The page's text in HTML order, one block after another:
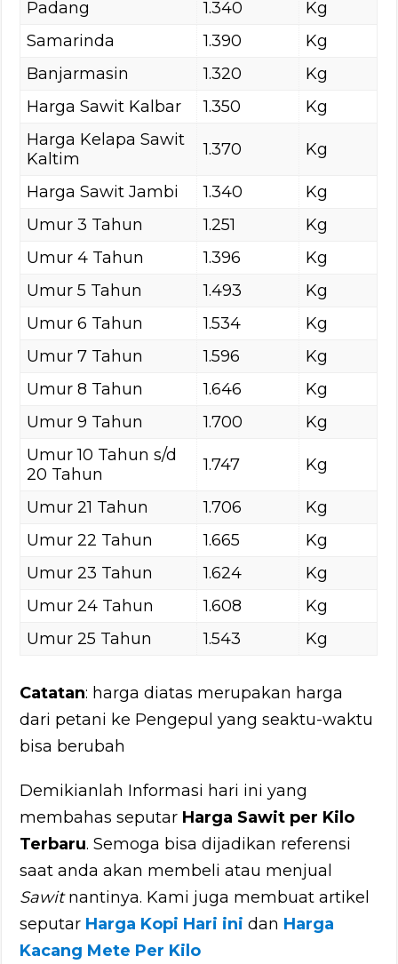
Padang 1.340
Kg
Samarinda
1.390
Kg
Banjarmasin
1.320
Kg
Harga Sawit Kalbar
1.350
Kg
Harga Kelapa Sawit
Kaltim
1.370 Kg
Harga Sawit Jambi 1.340
Kg
Umur 3 Tahun
1.251
Kg
Umur 4 Tahun
1.396
Kg
Umur 5 Tahun
1.493
Kg
Umur 6 Tahun
1.534
Kg
Umur 7 Tahun
1.596
Kg
Umur 8 Tahun
1.646
Kg
Umur 9 Tahun
1.700
Kg
Umur 10 Tahun s/d
20 Tahun
1.747 Kg
Umur 21 Tahun 1.706
Kg
Umur 22 Tahun
1.665
Kg
Umur 23 Tahun
1.624
Kg
Umur 24 Tahun
1.608
Kg
Umur 25 Tahun
1.543 Kg
Catatan: harga diatas merupakan harga
dari petani ke Pengepul yang seaktu-waktu
bisa berubah
Demikianlah Informasi hari ini yang
membahas seputar Harga Sawit per Kilo
Terbaru. Semoga bisa dijadikan referensi
saat anda akan membeli atau menjual
Sawitnantinya. Kami juga membuat artikel
seputar Harga Kopi Hari ini dan Harga
Kacang Mete Per Kilo